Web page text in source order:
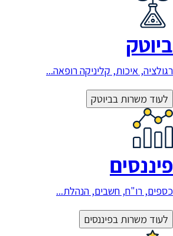
ביוטק
רגולציה, איכות, קליניקה רופאה...
לעוד משרות בביוטק
פיננסים
כספים, רו"ח, חשבים, הנהלת...
לעוד משרות בפיננסים